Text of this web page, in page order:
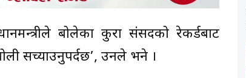
बोलेका कुरा संसदको रेकर्डबाट
सच्याउनुपर्दछ’, उनले भने ।